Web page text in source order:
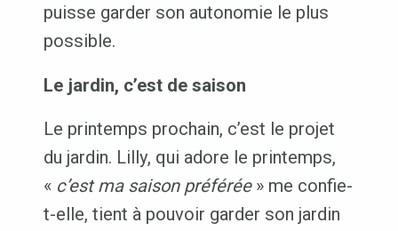
puisse garder son autonomie le plus
possible.
Le jardin, c’est de saison
Le printemps prochain, c’est le projet
du jardin. Lilly, qui adore le printemps,
« c’est ma saison préférée» me confie-
t-elle, tient à pouvoir garder son jardin